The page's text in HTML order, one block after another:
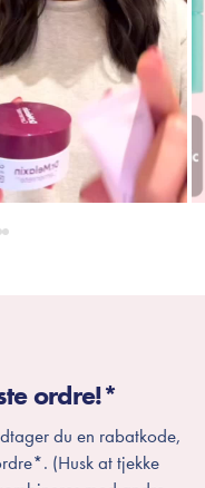
ordre!*
du en rabatkode,
(Husk at tjekke